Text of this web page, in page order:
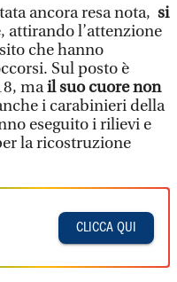
ancora resa nota, si
attirando l’attenzione
che hanno
Sul posto è
mail suo cuore non
i carabinieri della
eseguito i rilievi e
la ricostruzione
CLICCA QUI